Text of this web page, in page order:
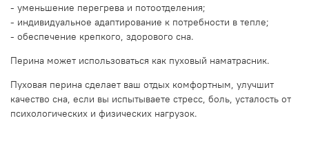
- уменьшение перегрева и потоотделения;
- индивидуальное адаптирование к потребности в тепле;
- обеспечение крепкого, здорового сна.
Перина может использоваться как пуховый наматрасник.
Пуховая перина сделает ваш отдых комфортным, улучшит
качество сна, если вы испытываете стресс, боль, усталость от
психологических и физических нагрузок.